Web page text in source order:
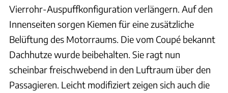
Vierrohr-Auspuffkonfiguration verlängern. Auf den
Innenseiten sorgen Kiemen für eine zusätzliche
Belüftung des Motorraums. Die vom Coupé bekannt
Dachhutze wurde beibehalten. Sie ragt nun
scheinbar freischwebend in den Luftraum über den
Passagieren. Leicht modifiziert zeigen sich auch die